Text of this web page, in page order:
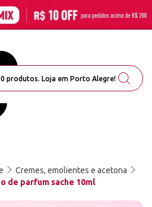
Cremes, emolientes e acetona
de parfum sache 10ml